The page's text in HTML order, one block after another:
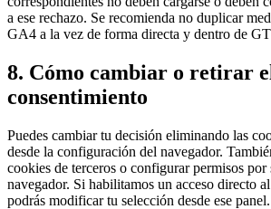
a ese rechazo. Se recomienda no duplicar
GA4 a la vez de forma directa y dentro de
8. Cómo cambiar o retirar
consentimiento
Puedes cambiar tu decisión eliminando las
desde la configuración del navegador.
cookies de terceros o configurar permisos
navegador. Si habilitamos un acceso directo
podrás modificar tu selección desde ese panel.